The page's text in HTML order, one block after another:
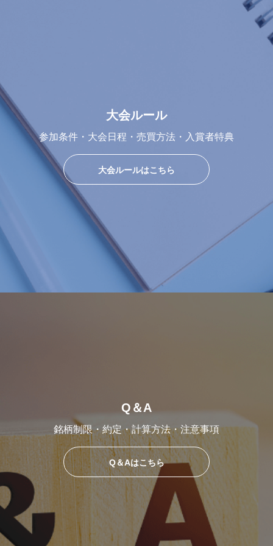
大会ルール
参加条件・大会日程・売買方法・入賞者特典
大会ルールはこちら
Q＆A
銘柄制限・約定・計算方法・注意事項
Q＆Aはこちら